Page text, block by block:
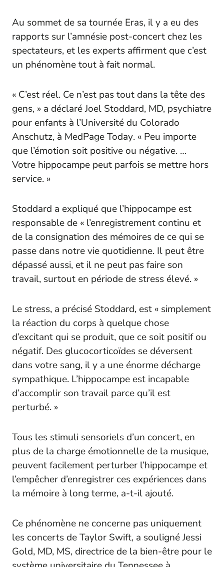
Au sommet de sa tournée Eras, il y a eu des
rapports sur l’amnésie post-concert chez les
spectateurs, et les experts affirment que c’est
un phénomène tout à fait normal.
« C’est réel. Ce n’est pas tout dans la tête des
gens, » a déclaré Joel Stoddard, MD, psychiatre
pour enfants à l’Université du Colorado
Anschutz, à MedPage Today. « Peu importe
que l’émotion soit positive ou négative. …
Votre hippocampe peut parfois se mettre hors
service. »
Stoddard a expliqué que l’hippocampe est
responsable de « l’enregistrement continu et
de la consignation des mémoires de ce qui se
passe dans notre vie quotidienne. Il peut être
dépassé aussi, et il ne peut pas faire son
travail, surtout en période de stress élevé. »
Le stress, a précisé Stoddard, est « simplement
la réaction du corps à quelque chose
d’excitant qui se produit, que ce soit positif ou
négatif. Des glucocorticoïdes se déversent
dans votre sang, il y a une énorme décharge
sympathique. L’hippocampe est incapable
d’accomplir son travail parce qu’il est
perturbé. »
Tous les stimuli sensoriels d’un concert, en
plus de la charge émotionnelle de la musique,
peuvent facilement perturber l’hippocampe et
l’empêcher d’enregistrer ces expériences dans
la mémoire à long terme, a-t-il ajouté.
Ce phénomène ne concerne pas uniquement
les concerts de Taylor Swift, a souligné Jessi
Gold, MD, MS, directrice de la bien-être pour le